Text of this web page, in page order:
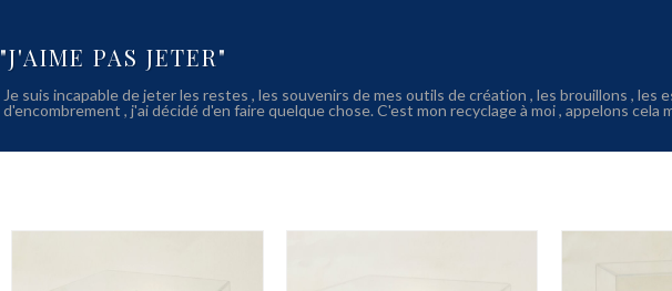
"J'AIME PAS JETER"
Je suis incapable de jeter les restes , les souvenirs de mes outils de création , les brouillons , les
d'encombrement , j'ai décidé d'en faire quelque chose. C'est mon recyclage à moi , appelons cela